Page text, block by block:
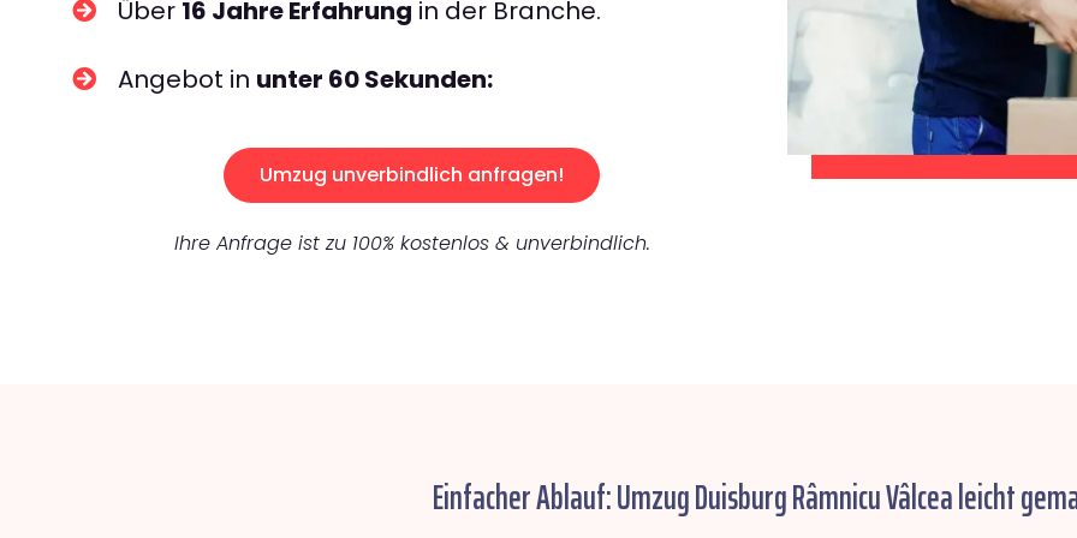
Über 16 Jahre Erfahrung in der Branche.
Angebot in unter 60 Sekunden:
Umzug unverbindlich anfragen!
Ihre Anfrage ist zu 100% kostenlos & unverbindlich.
Einfacher Ablauf: Umzug Duisburg Râmnicu Vâlcea leicht